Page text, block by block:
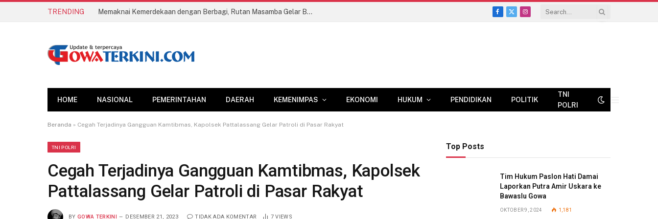
TRENDING Memaknai Kemerdekaan dengan Berbagi, Rutan Masamba Gelar Bakti Sosial untuk Pegawai hingga Masyarakat
Facebook
X
Instagram
HOME NASIONAL PEMERINTAHAN DAERAH KEMENIMPAS EKONOMI HUKUM PENDIDIKAN POLITIK
TNI
POLRI
Beranda » Cegah Terjadinya Gangguan Kamtibmas, Kapolsek Pattalassang Gelar Patroli di Pasar Rakyat
TNI POLRI
Cegah Terjadinya Gangguan Kamtibmas, Kapolsek
Pattalassang Gelar Patroli di Pasar Rakyat
BY GOWA TERKINI DESEMBER 21, 2023 TIDAK ADA KOMENTAR 7VIEWS
Top Posts
Tim Hukum Paslon Hati Damai
Laporkan Putra Amir Uskara ke
Bawaslu Gowa
OKTOBER 9, 2024 1,181